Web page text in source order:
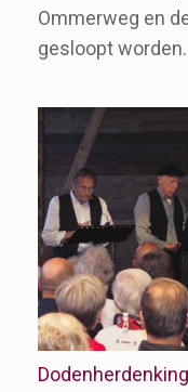
Ommerweg en
gesloopt